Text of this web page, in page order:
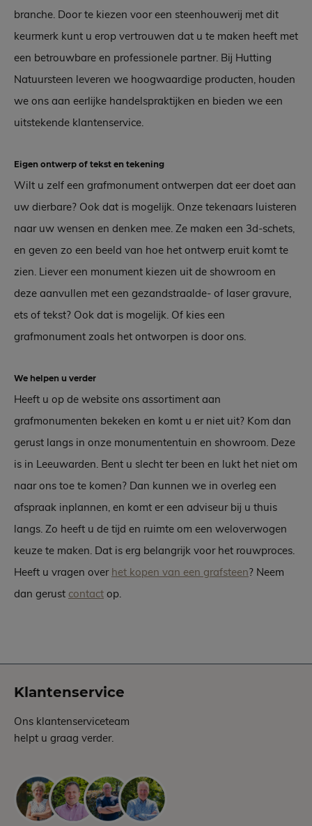
branche. Door te kiezen voor een steenhouwerij met dit
keurmerk kunt u erop vertrouwen dat u te maken heeft met
een betrouwbare en professionele partner. Bij Hutting
Natuursteen leveren we hoogwaardige producten, houden
we ons aan eerlijke handelspraktijken en bieden we een
uitstekende klantenservice.
Eigen ontwerp of tekst en tekening
Wilt u zelf een grafmonument ontwerpen dat eer doet aan
uw dierbare? Ook dat is mogelijk. Onze tekenaars luisteren
naar uw wensen en denken mee. Ze maken een 3d-schets,
en geven zo een beeld van hoe het ontwerp eruit komt te
zien. Liever een monument kiezen uit de showroom en
deze aanvullen met een gezandstraalde- of laser gravure,
ets of tekst? Ook dat is mogelijk. Of kies een
grafmonument zoals het ontworpen is door ons.
We helpen u verder
Heeft u op de website ons assortiment aan
grafmonumenten bekeken en komt u er niet uit? Kom dan
gerust langs in onze monumententuin en showroom. Deze
is in Leeuwarden. Bent u slecht ter been en lukt het niet om
naar ons toe te komen? Dan kunnen we in overleg een
afspraak inplannen, en komt er een adviseur bij u thuis
langs. Zo heeft u de tijd en ruimte om een weloverwogen
keuze te maken. Dat is erg belangrijk voor het rouwproces.
Heeft u vragen over het kopen van een grafsteen? Neem
dan gerust contact op.
Klantenservice
Ons klantenserviceteam
helpt u graag verder.